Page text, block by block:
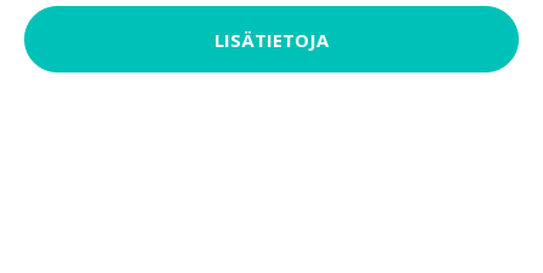
LISÄTIETOJA